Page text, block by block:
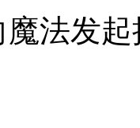
法发起